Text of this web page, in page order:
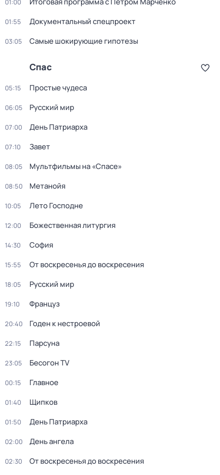
01:00
01:55 Документальный спецпроект
03:05 Самые шoкиpующие гипотезы
Спас
05:15 Простые чудеса
06:05 Русский мир
07:00 День Патриарха
07:10 Завет
08:05 Мультфильмы на «Спасе»
08:50 Метанойя
10:05 Лето Господне
12:00 Божественная литургия
14:30 София
15:55 От воскресенья до воскресения
18:05 Русский мир
19:10 Француз
20:40 Годен к нестроевой
22:15 Парсуна
23:05 Бесогон TV
00:15 Главное
01:40 Щипков
01:50 День Патриарха
02:00 День ангела
02:30 От воскресенья до воскресения